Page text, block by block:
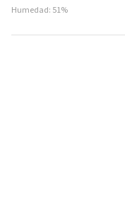
Humedad: 51%